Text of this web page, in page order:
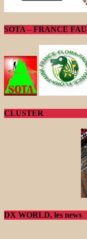
SOTA – FRANCE
CLUSTER
DX WORLD, les news